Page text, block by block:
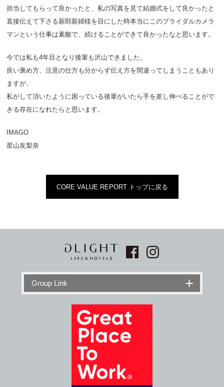
担当してもらって良かったと、私の写真を見て結婚式をして良かったと
直接伝えて下さる新郎新婦様を目にした時本当にこのブライダルカメラ
マンという仕事は素敵で、続けることができて良かったなと思います。
今では私も4年目となり後輩も沢山できました。
良い褒め方、注意の仕方も分からず伝え方を間違ってしまうこともあり
ますが、
私がして頂いたように困っている後輩がいたら手を差し伸べることがで
きる存在になれたらと思います。
IMAGO
星山友梨奈
CORE VALUE REPORT トップに戻る
Group Link